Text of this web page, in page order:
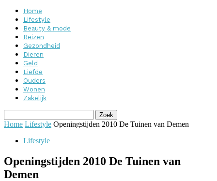
Home
Lifestyle
Beauty & mode
Reizen
Gezondheid
Dieren
Geld
Liefde
Ouders
Wonen
Zakelijk
Home Lifestyle Openingstijden 2010 De Tuinen van Demen
Lifestyle
Openingstijden 2010 De Tuinen van
Demen